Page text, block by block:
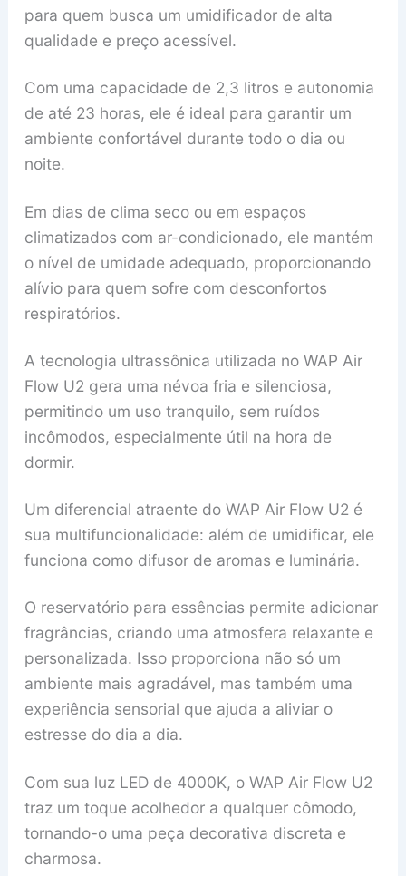
para quem busca um umidificador de alta
qualidade e preço acessível.
Com uma capacidade de 2,3 litros e autonomia
de até 23 horas, ele é ideal para garantir um
ambiente confortável durante todo o dia ou
noite.
Em dias de clima seco ou em espaços
climatizados com ar-condicionado, ele mantém
o nível de umidade adequado, proporcionando
alívio para quem sofre com desconfortos
respiratórios.
A tecnologia ultrassônica utilizada no WAP Air
Flow U2 gera uma névoa fria e silenciosa,
permitindo um uso tranquilo, sem ruídos
incômodos, especialmente útil na hora de
dormir.
Um diferencial atraente do WAP Air Flow U2 é
sua multifuncionalidade: além de umidificar, ele
funciona como difusor de aromas e luminária.
O reservatório para essências permite adicionar
fragrâncias, criando uma atmosfera relaxante e
personalizada. Isso proporciona não só um
ambiente mais agradável, mas também uma
experiência sensorial que ajuda a aliviar o
estresse do dia a dia.
Com sua luz LED de 4000K, o WAP Air Flow U2
traz um toque acolhedor a qualquer cômodo,
tornando-o uma peça decorativa discreta e
charmosa.